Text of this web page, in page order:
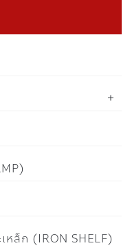
ล็ก (IRON SHELF)